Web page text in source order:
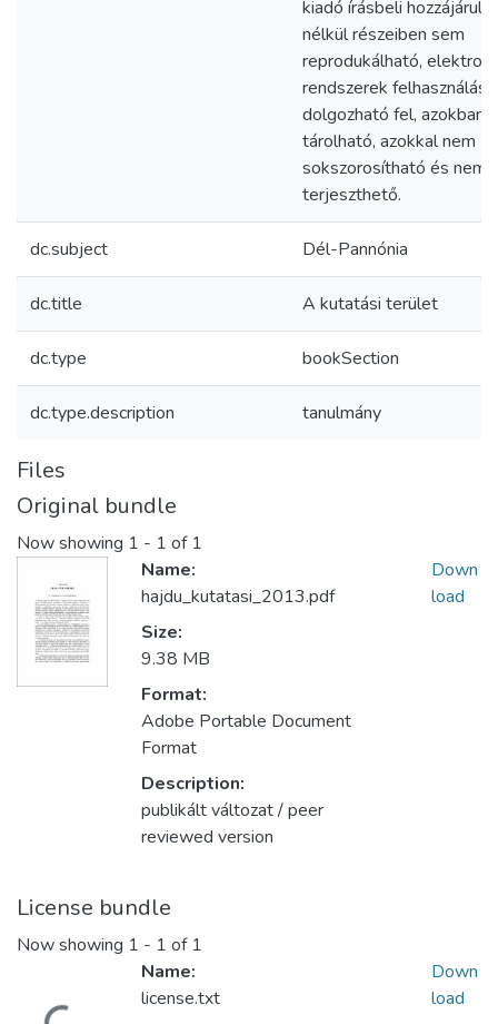
kiadó írásbeli
nélkül részeiben sem
reprodukálható,
rendszerek
dolgozható fel, azokban
tárolható, azokkal nem
sokszorosítható és nem
terjeszthető.
dc.subject Dél-Pannónia
dc.title A kutatási terület
dc.type bookSection
dc.type.description tanulmány
Files
Original bundle
Now showing 1 - 1 of 1
Name:
hajdu_kutatasi_2013.pdf
Size:
9.38 MB
Format:
Adobe Portable Document
Format
Description:
publikált változat / peer
reviewed version
Down
load
License bundle
Now showing 1 - 1 of 1
Name:
license.txt
Down
load